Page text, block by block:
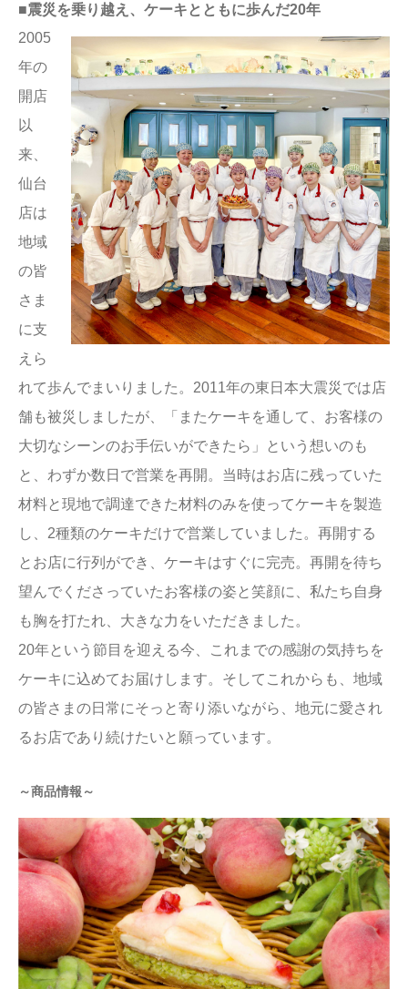
■震災を乗り越え、ケーキとともに歩んだ20年
2005
年の
開店
以
来、
仙台
店は
地域
の皆
さま
に支
えら
れて歩んでまいりました。2011年の東日本大震災では店
舗も被災しましたが、「またケーキを通して、お客様の
大切なシーンのお手伝いができたら」という想いのも
と、わずか数日で営業を再開。当時はお店に残っていた
材料と現地で調達できた材料のみを使ってケーキを製造
し、2種類のケーキだけで営業していました。再開する
とお店に行列ができ、ケーキはすぐに完売。再開を待ち
望んでくださっていたお客様の姿と笑顔に、私たち自身
も胸を打たれ、大きな力をいただきました。
20年という節目を迎える今、これまでの感謝の気持ちを
ケーキに込めてお届けします。そしてこれからも、地域
の皆さまの日常にそっと寄り添いながら、地元に愛され
るお店であり続けたいと願っています。
～商品情報～